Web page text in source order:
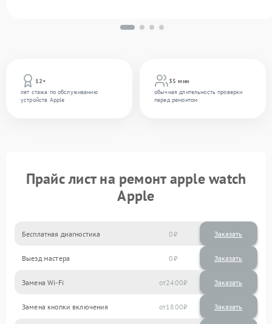
12+
лет стажа по обслуживанию
устройств Apple
35 мин
обычная длительность проверки
перед ремонтом
Прайс лист на ремонт apple watch
Apple
Бесплатная диагностика 0 Заказать
Выезд мастера 0 Заказать
Замена Wi-Fi 2400
Замена кнопки включения 1800